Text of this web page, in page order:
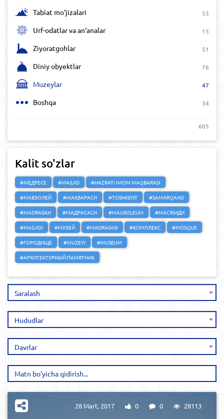
Tabiat mo‘jizalari 53
Urf-odatlar va an‘analar 15
Ziyoratgohlar 51
Diniy obyektlar 76
Muzeylar 47
Boshqa 34
605
Kalit so'zlar
#МЕДРЕСЕ #MASJID
#HAZRATI IMOM MAQBARASI
#МАВЗОЛЕЙ
#МАҚБАРАСИ #TOSHKENT
#SAMARQAND
#MADRASAH
#МАДРАСАСИ #MAUSOLEUM
#МАСЖИДИ
#MASJIDI
#МУЗЕЙ #MADRASASI #КОМПЛЕКС
#MOSQUE
#ГОРОДИЩЕ
#MUZEYI
#MUSEUM
#АРХИТЕКТУРНЫЙ ПАМЯТНИК
Saralash
Hududlar
Davrlar
28 Mart, 2017 0 0 28113